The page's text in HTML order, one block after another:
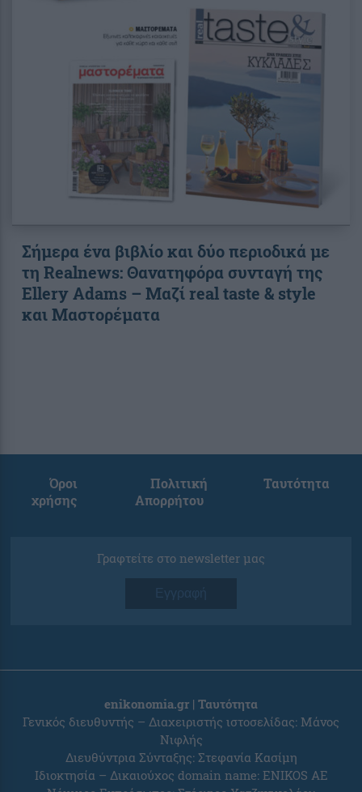
Σήμερα ένα βιβλίο και δύο περιοδικά με
τη Realnews: Θανατηφόρα συνταγή της
Ellery Adams – Μαζί real taste & style
και Μαστορέματα
Όροι
χρήσης
Πολιτική
Απορρήτου
Ταυτότητα
Γραφτείτε στο newsletter μας
Εγγραφή
enikonomia.gr | Ταυτότητα
Γενικός διευθυντής – Διαχειριστής ιστοσελίδας: Μάνος
Νιφλής
Διευθύντρια Σύνταξης: Στεφανία Κασίμη
Ιδιοκτησία – Δικαιούχος domain name: ENIKOS AE